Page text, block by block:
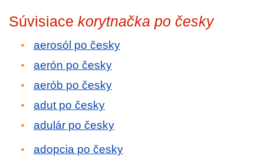
Súvisiace korytnačka po česky
aerosól po česky
aerón po česky
aerób po česky
adut po česky
adulár po česky
adopcia po česky